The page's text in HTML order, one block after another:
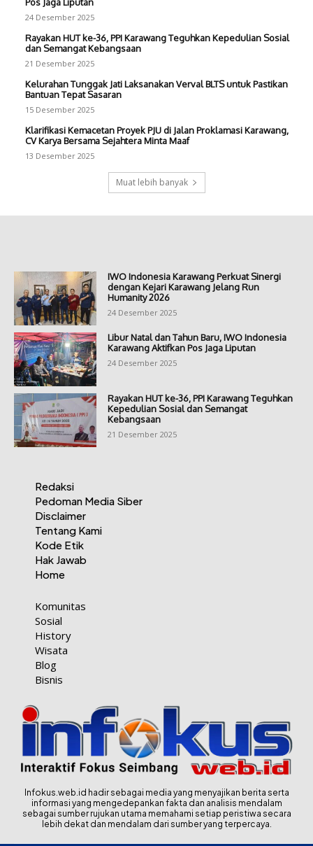
24 Desember 2025
Rayakan HUT ke-36, PPI Karawang Teguhkan Kepedulian Sosial
dan Semangat Kebangsaan
21 Desember 2025
Kelurahan Tunggak Jati Laksanakan Verval BLTS untuk Pastikan
Bantuan Tepat Sasaran
15 Desember 2025
Klarifikasi Kemacetan Proyek PJU di Jalan Proklamasi Karawang,
CV Karya Bersama Sejahtera Minta Maaf
13 Desember 2025
Muat lebih banyak
IWO Indonesia Karawang Perkuat Sinergi
dengan Kejari Karawang Jelang Run
Humanity 2026
24 Desember 2025
Libur Natal dan Tahun Baru, IWO Indonesia
Karawang Aktifkan Pos Jaga Liputan
24 Desember 2025
Rayakan HUT ke-36, PPI Karawang Teguhkan
Kepedulian Sosial dan Semangat
Kebangsaan
21 Desember 2025
Redaksi
Pedoman Media Siber
Disclaimer
Tentang Kami
Kode Etik
Hak Jawab
Home
Komunitas
Sosial
History
Wisata
Blog
Bisnis
Infokus.web.id hadir sebagai media yang menyajikan berita serta
informasi yang mengedepankan fakta dan analisis mendalam
sebagai sumber rujukan utama memahami setiap peristiwa secara
lebih dekat dan mendalam dari sumber yang terpercaya.